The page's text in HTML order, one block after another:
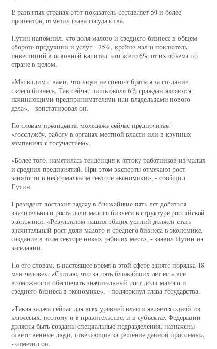
В развитых странах этот показатель составляет 50 и более
процентов, отметил глава государства.
Путин напомнил, что доля малого и среднего бизнеса в общем
обороте продукции и услуг - 25%, крайне мал и показатель
инвестиций в основной капитал: это всего 6% от их объема по
стране в целом.
«Мы видим с вами, что люди не спешат браться за создание
своего бизнеса. Так сейчас лишь около 6% граждан являются
начинающими предпринимателями или владельцами нового
дела», - констатировал он.
По словам президента, молодежь сейчас предпочитает
«госслужбу, работу в органах местной власти или в крупных
компаниях с госучастием».
«Более того, наметилась тенденция к оттоку работников из малых
и средних предприятий. При этом эксперты отмечают рост
занятости в неформальном секторе экономики», - сообщил
Путин.
Президент поставил задачу в ближайшие пять лет добиться
значительного роста доли малого бизнеса в структуре российской
экономики. «Результатом наших общих усилий должен стать
значительный рост доли малого и среднего бизнеса в экономике,
создание в этом секторе новых рабочих мест», - заявил Путин на
заседании.
По его словам, в настоящее время в этой сфере занято порядка 18
млн человек. «Считаю, что за пять ближайших лет есть все
возможности обеспечить значительный рост доли малого и
среднего бизнеса в экономике», - подчеркнул глава государства.
«Такая задача сейчас для всех уровней власти является одной из
ключевых, поэтому и в правительстве, и в субъектах Федерации
должны быть созданы специальные подразделения, назначены
ответственные люди, отвечающие за решение данной проблемы»,
- отметил он.